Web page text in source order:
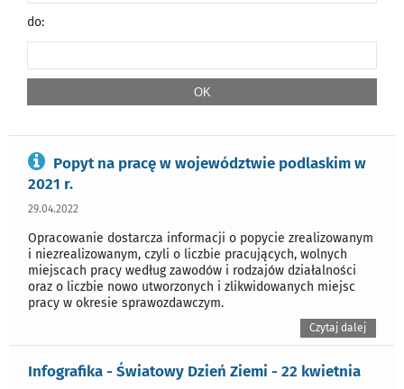
do:
Popyt na pracę w województwie podlaskim w
2021 r.
29.04.2022
Opracowanie dostarcza informacji o popycie zrealizowanym
i niezrealizowanym, czyli o liczbie pracujących, wolnych
miejscach pracy według zawodów i rodzajów działalności
oraz o liczbie nowo utworzonych i zlikwidowanych miejsc
pracy w okresie sprawozdawczym.
Czytaj dalej
Infografika - Światowy Dzień Ziemi - 22 kwietnia